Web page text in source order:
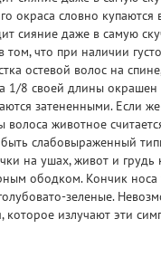
окраса словно купаются
сияние даже в самую
том, что при наличии
остевой волос на
1/8 своей длины окрашен
затененными. Если
животное
слабовыраженный
на ушах, живот и грудь
ободком. Кончик
зеленые.
которое излучают эти